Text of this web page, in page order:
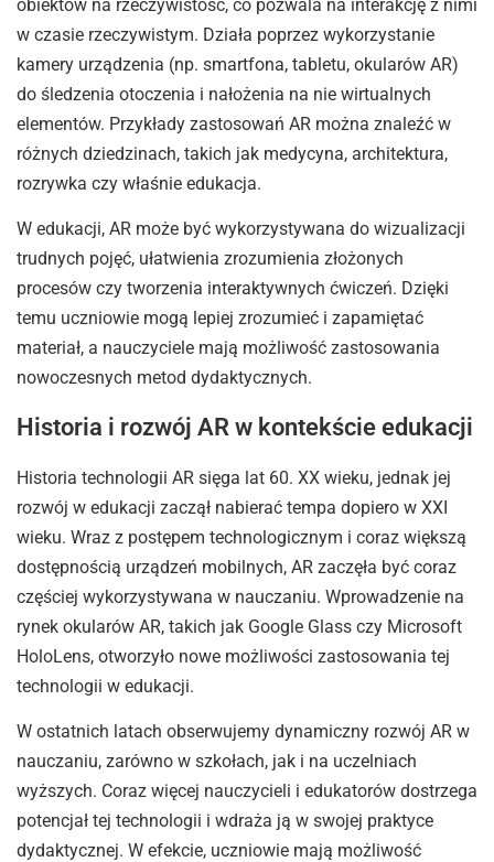
obiektów na rzeczywistość, co pozwala na interakcję z nimi
w czasie rzeczywistym. Działa poprzez wykorzystanie
kamery urządzenia (np. smartfona, tabletu, okularów AR)
do śledzenia otoczenia i nałożenia na nie wirtualnych
elementów. Przykłady zastosowań AR można znaleźć w
różnych dziedzinach, takich jak medycyna, architektura,
rozrywka czy właśnie edukacja.
W edukacji, AR może być wykorzystywana do wizualizacji
trudnych pojęć, ułatwienia zrozumienia złożonych
procesów czy tworzenia interaktywnych ćwiczeń. Dzięki
temu uczniowie mogą lepiej zrozumieć i zapamiętać
materiał, a nauczyciele mają możliwość zastosowania
nowoczesnych metod dydaktycznych.
Historia i rozwój AR w kontekście edukacji
Historia technologii AR sięga lat 60. XX wieku, jednak jej
rozwój w edukacji zaczął nabierać tempa dopiero w XXI
wieku. Wraz z postępem technologicznym i coraz większą
dostępnością urządzeń mobilnych, AR zaczęła być coraz
częściej wykorzystywana w nauczaniu. Wprowadzenie na
rynek okularów AR, takich jak Google Glass czy Microsoft
HoloLens, otworzyło nowe możliwości zastosowania tej
technologii w edukacji.
W ostatnich latach obserwujemy dynamiczny rozwój AR w
nauczaniu, zarówno w szkołach, jak i na uczelniach
wyższych. Coraz więcej nauczycieli i edukatorów dostrzega
potencjał tej technologii i wdraża ją w swojej praktyce
dydaktycznej. W efekcie, uczniowie mają możliwość